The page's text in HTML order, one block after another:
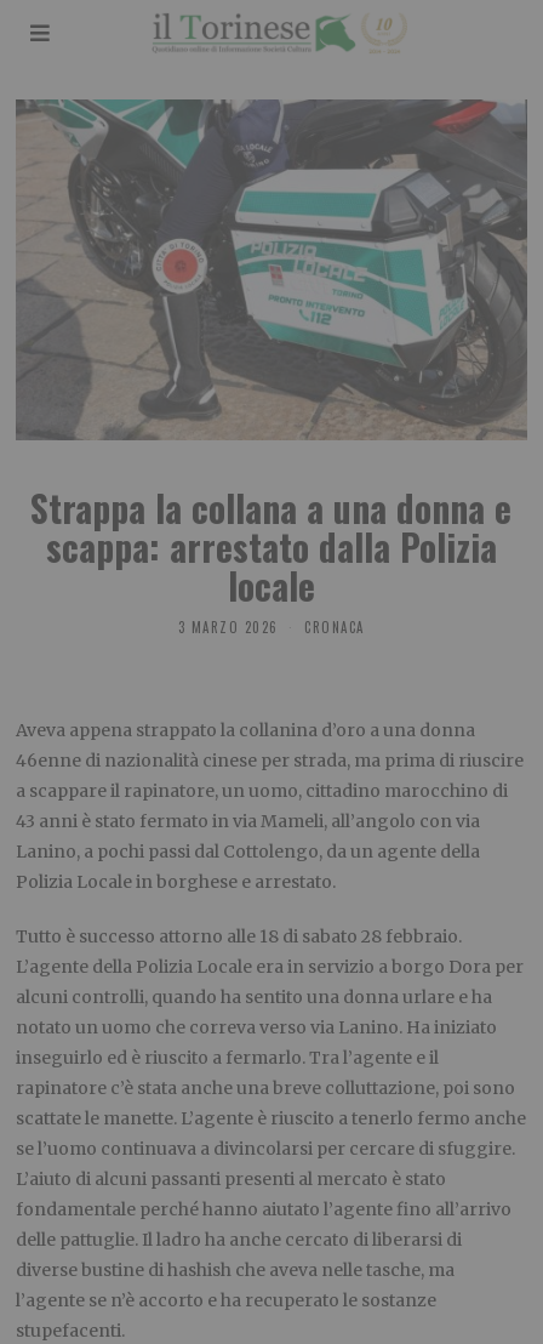
Strappa la collana a una donna e
scappa: arrestato dalla Polizia
locale
3 MARZO 2026 CRONACA
Aveva appena strappato la collanina d’oro a una donna
46enne di nazionalità cinese per strada, ma prima di riuscire
a scappare il rapinatore, un uomo, cittadino marocchino di
43 anni è stato fermato in via Mameli, all’angolo con via
Lanino, a pochi passi dal Cottolengo, da un agente della
Polizia Locale in borghese e arrestato.
Tutto è successo attorno alle 18 di sabato 28 febbraio.
L’agente della Polizia Locale era in servizio a borgo Dora per
alcuni controlli, quando ha sentito una donna urlare e ha
notato un uomo che correva verso via Lanino. Ha iniziato
inseguirlo ed è riuscito a fermarlo. Tra l’agente e il
rapinatore c’è stata anche una breve colluttazione, poi sono
scattate le manette. L’agente è riuscito a tenerlo fermo anche
se l’uomo continuava a divincolarsi per cercare di sfuggire.
L’aiuto di alcuni passanti presenti al mercato è stato
fondamentale perché hanno aiutato l’agente fino all’arrivo
delle pattuglie. Il ladro ha anche cercato di liberarsi di
diverse bustine di hashish che aveva nelle tasche, ma
l’agente se n’è accorto e ha recuperato le sostanze
stupefacenti.